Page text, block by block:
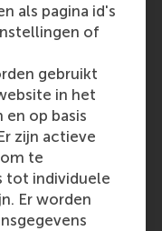
als pagina id's
of
gebruikt
in het
en op basis
zijn actieve
te
tot individuele
Er worden